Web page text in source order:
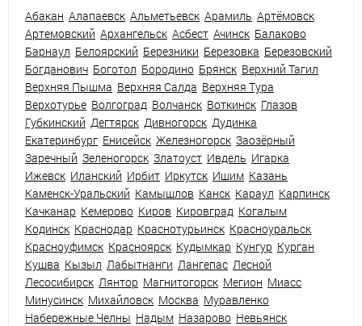
Абакан Алапаевск Альметьевск Арамиль Артёмовск
Артемовский Архангельск Асбест Ачинск Балаково
Барнаул Белоярский Березники Березовка Березовский
Богданович Боготол Бородино Брянск Верхний Тагил
Верхняя Пышма Верхняя Салда Верхняя Тура
Верхотурье Волгоград Волчанск Воткинск Глазов
Губкинский Дегтярск Дивногорск Дудинка
Екатеринбург Енисейск Железногорск Заозёрный
Заречный Зеленогорск Златоуст Ивдель Игарка
Ижевск Иланский Ирбит Иркутск Ишим Казань
Каменск-Уральский Камышлов Канск Караул Карпинск
Качканар Кемерово Киров Кировград Когалым
Кодинск Краснодар Краснотурьинск Красноуральск
Красноуфимск Красноярск Кудымкар Кунгур Курган
Кушва Кызыл Лабытнанги Лангепас Лесной
Лесосибирск Лянтор Магнитогорск Мегион Миасс
Минусинск Михайловск Москва Муравленко
Набережные Челны Надым Назарово Невьянск